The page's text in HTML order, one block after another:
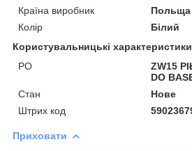
Країна виробник
Польща
Колір
Білий
Користувальницькі характеристики
PO
ZW15
DO
Стан
Нове
Штрих код
Приховати